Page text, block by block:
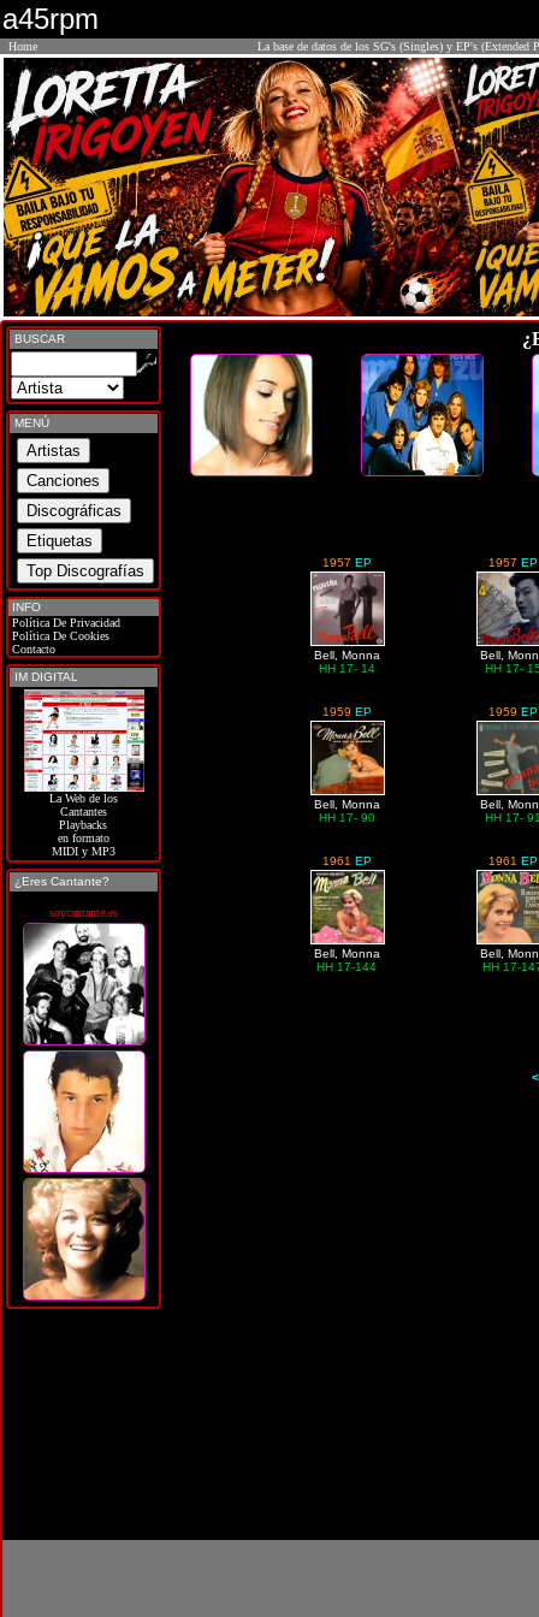
a45rpm
Home La base de datos de los SG's (Singles) y EP's (Extended
BUSCAR
MENÚ
INFO
Política De Privacidad
Política De Cookies
Contacto
IM DIGITAL
La Web de los
Cantantes
Playbacks
en formato
MIDI y MP3
¿Eres Cantante?
soycantante.es
1957 EP
Bell, Monna
HH 17- 14
1957 EP
Bell,
HH 17-
1959 EP
Bell, Monna
HH 17- 90
1959 EP
Bell,
HH 17-
1961 EP
Bell, Monna
HH 17-144
1961 EP
Bell,
HH 17-